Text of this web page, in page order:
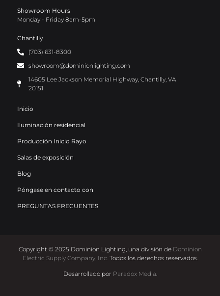
Showroom Hours
Monday - Friday 8am-5pm
Chantilly
(703) 631-8300
showroom@dominionlighting.com
14605 Lee Jackson Memorial Highway, Chantilly, VA
20151
Inicio
Iluminación residencial
Producción Inicio Rayo
Salas de exposición
Blog
Póngase en contacto con
PREGUNTAS FRECUENTES
Copyright © 2025 Dominion Lighting, una división de Dominion
Electric Supply Company, Inc. Todos los derechos reservados.
Desarrollado por Paradox Media.